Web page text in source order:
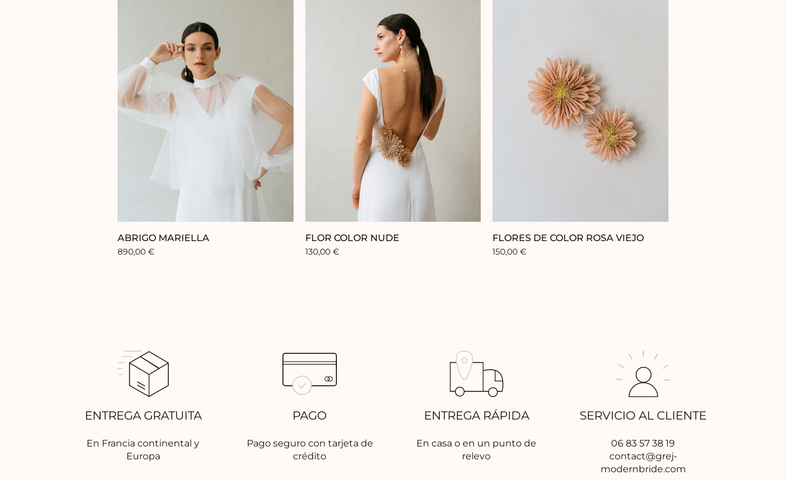
ABRIGO MARIELLA
890,00 €
FLOR COLOR NUDE
130,00 €
FLORES DE COLOR ROSA VIEJO
150,00€
ENTREGA GRATUITA
En Francia continental y
Europa
PAGO
Pago seguro con tarjeta de
crédito
ENTREGA RÁPIDA
En casa o en un punto de
relevo
SERVICIO AL CLIENTE
06 83 57 38 19
contact@grej-
modernbride.com